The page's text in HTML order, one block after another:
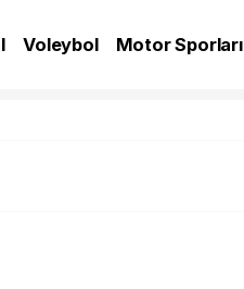
Voleybol Motor Sporları